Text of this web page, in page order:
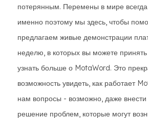
потерянным. Перемены в мире
именно поэтому мы здесь, чтобы
предлагаем живые демонстрации
неделю, в которых вы можете принять
узнать больше о MotaWord. Это
возможность увидеть, как работает
нам вопросы - возможно, даже внести
решение проблем, которые могут